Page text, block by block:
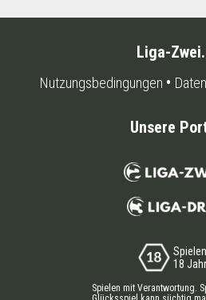
Liga-
Nutzungsbedingungen
Unsere
18
Spielen mit Verantwortung.